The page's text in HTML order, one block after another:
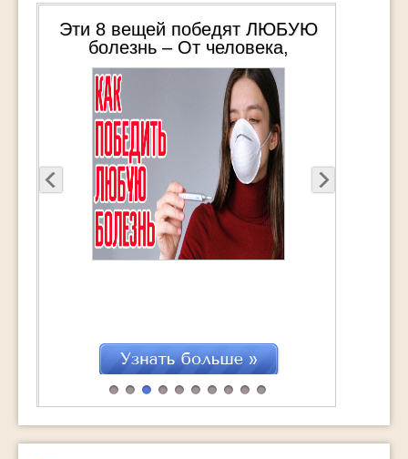
Эти 8 вещей победят ЛЮБУЮ
болезнь – От человека,
пережившего 3 общих наркоза